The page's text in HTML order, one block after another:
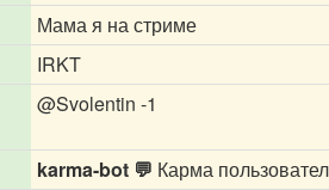
Мама я на стриме
IRKT
@Svolentin -1
karma-bot 💬 Карма